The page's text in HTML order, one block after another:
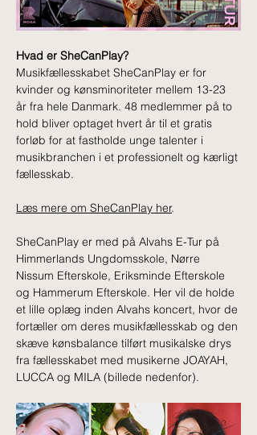
Hvad er SheCanPlay?
Musikfællesskabet SheCanPlay er for
kvinder og kønsminoriteter mellem 13-23
år fra hele Danmark. 48 medlemmer på to
hold bliver optaget hvert år til et gratis
forløb for at fastholde unge talenter i
musikbranchen i et professionelt og kærligt
fællesskab.
Læs mere om SheCanPlay her.
SheCanPlay er med på Alvahs E-Tur på
Himmerlands Ungdomsskole, Nørre
Nissum Efterskole, Eriksminde Efterskole
og Hammerum Efterskole. Her vil de holde
et lille oplæg inden Alvahs koncert, hvor de
fortæller om deres musikfællesskab og den
skæve kønsbalance tilført musikalske drys
fra fællesskabet med musikerne JOAYAH,
LUCCA og MILA (billede nedenfor).